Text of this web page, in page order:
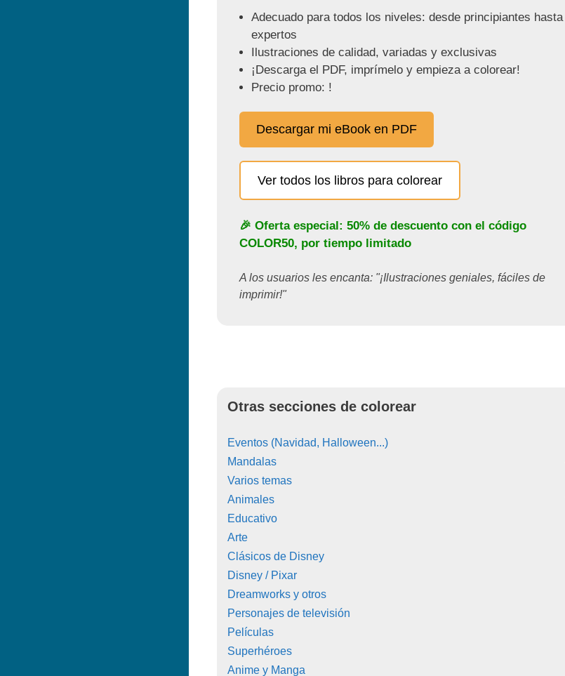
Adecuado para todos los niveles: desde principiantes hasta
expertos
Ilustraciones de calidad, variadas y exclusivas
¡Descarga el PDF, imprímelo y empieza a colorear!
Precio promo: !
Descargar mi eBook en PDF
Ver todos los libros para colorear
🎉 Oferta especial: 50% de descuento con el código
COLOR50, por tiempo limitado
A los usuarios les encanta: "¡Ilustraciones geniales, fáciles de
imprimir!"
Otras secciones de colorear
Eventos (Navidad, Halloween...)
Mandalas
Varios temas
Animales
Educativo
Arte
Clásicos de Disney
Disney / Pixar
Dreamworks y otros
Personajes de televisión
Películas
Superhéroes
Anime y Manga